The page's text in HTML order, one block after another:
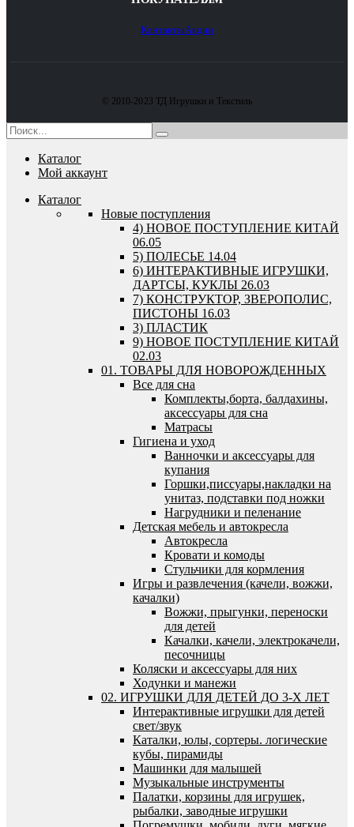
КонтактыАкции
© 2010-2023 ТД Игрушки и Текстиль
Каталог
Мой аккаунт
Каталог
Новые поступления
4) НОВОЕ ПОСТУПЛЕНИЕ КИТАЙ
06.05
5) ПОЛЕСЬЕ 14.04
6) ИНТЕРАКТИВНЫЕ ИГРУШКИ,
ДАРТСЫ, КУКЛЫ 26.03
7) КОНСТРУКТОР, ЗВЕРОПОЛИС,
ПИСТОНЫ 16.03
3) ПЛАСТИК
9) НОВОЕ ПОСТУПЛЕНИЕ КИТАЙ
02.03
01. ТОВАРЫ ДЛЯ НОВОРОЖДЕННЫХ
Все для сна
Комплекты,борта, балдахины,
аксессуары для сна
Матрасы
Гигиена и уход
Ванночки и аксессуары для
купания
Горшки,писсуары,накладки на
унитаз, подставки под ножки
Нагрудники и пеленание
Детская мебель и автокресла
Автокресла
Кровати и комоды
Стульчики для кормления
Игры и развлечения (качели, вожжи,
качалки)
Вожжи, прыгунки, переноски
для детей
Качалки, качели, электрокачели,
песочницы
Коляски и аксессуары для них
Ходунки и манежи
02. ИГРУШКИ ДЛЯ ДЕТЕЙ ДО 3-Х ЛЕТ
Интерактивные игрушки для детей
свет/звук
Каталки, юлы, сортеры. логические
кубы, пирамиды
Машинки для малышей
Музыкальные инструменты
Палатки, корзины для игрушек,
рыбалки, заводные игрушки